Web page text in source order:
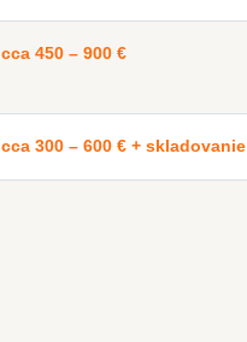
cca 450 – 900 €
cca 300 – 600 € + skladovanie